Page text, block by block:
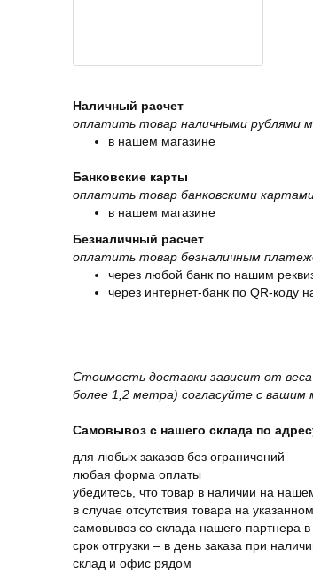
Наличный расчет
оплатить товар наличными рублями
в нашем магазине
Банковские карты
оплатить товар банковскими
в нашем магазине
Безналичный расчет
оплатить товар безналичным
через любой банк по нашим
через интернет-банк по QR-коду
Стоимость доставки зависит от
более 1,2 метра) согласуйте с вашим
Самовывоз с нашего склада по
для любых заказов без ограничений
любая форма оплаты
убедитесь, что товар в наличии на
в случае отсутствия товара на
самовывоз со склада нашего партнера
срок отгрузки – в день заказа при
склад и офис рядом